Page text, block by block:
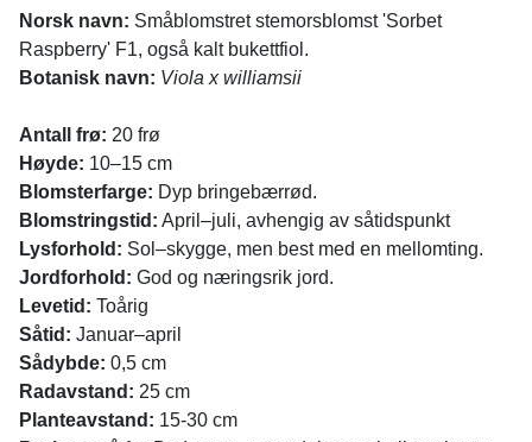
Norsk navn: Småblomstret stemorsblomst 'Sorbet
Raspberry' F1, også kalt bukettfiol.
Botanisk navn: Viola x williamsii
Antall frø: 20 frø
Høyde: 10–15 cm
Blomsterfarge: Dyp bringebærrød.
Blomstringstid: April­–juli, avhengig av såtidspunkt
Lysforhold: Sol–skygge, men best med en mellomting.
Jordforhold: God og næringsrik jord.
Levetid: Toårig
Såtid: Januar–april
Sådybde: 0,5 cm
Radavstand: 25 cm
Planteavstand: 15-30 cm